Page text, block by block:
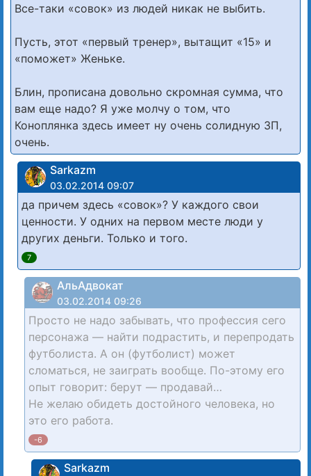
Все-таки «совок» из людей никак не выбить.
Пусть, этот «первый тренер», вытащит «15» и
«поможет» Женьке.
Блин, прописана довольно скромная сумма, что
вам еще надо? Я уже молчу о том, что
Коноплянка здесь имеет ну очень солидную ЗП,
очень.
Sarkazm
03.02.2014 09:07
да причем здесь «совок»? У каждого свои
ценности. У одних на первом месте люди у
других деньги. Только и того.
7
АльАдвокат
03.02.2014 09:26
Просто не надо забывать, что профессия сего
персонажа — найти подрастить, и перепродать
футболиста. А он (футболист) может
сломаться, не заиграть вообще. По-этому его
опыт говорит: берут — продавай…
Не желаю обидеть достойного человека, но
это его работа.
-6
Sarkazm